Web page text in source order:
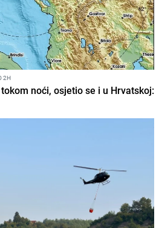
2H
noći, osjetio se i u Hrvatskoj: